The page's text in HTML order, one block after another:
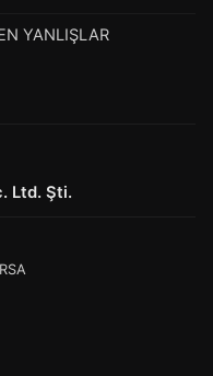
YANLIŞLAR
Ltd. Şti.